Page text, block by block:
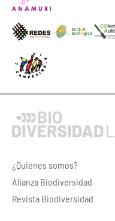
¿Quiénes somos?
Alianza Biodiversidad
Revista Biodiversidad